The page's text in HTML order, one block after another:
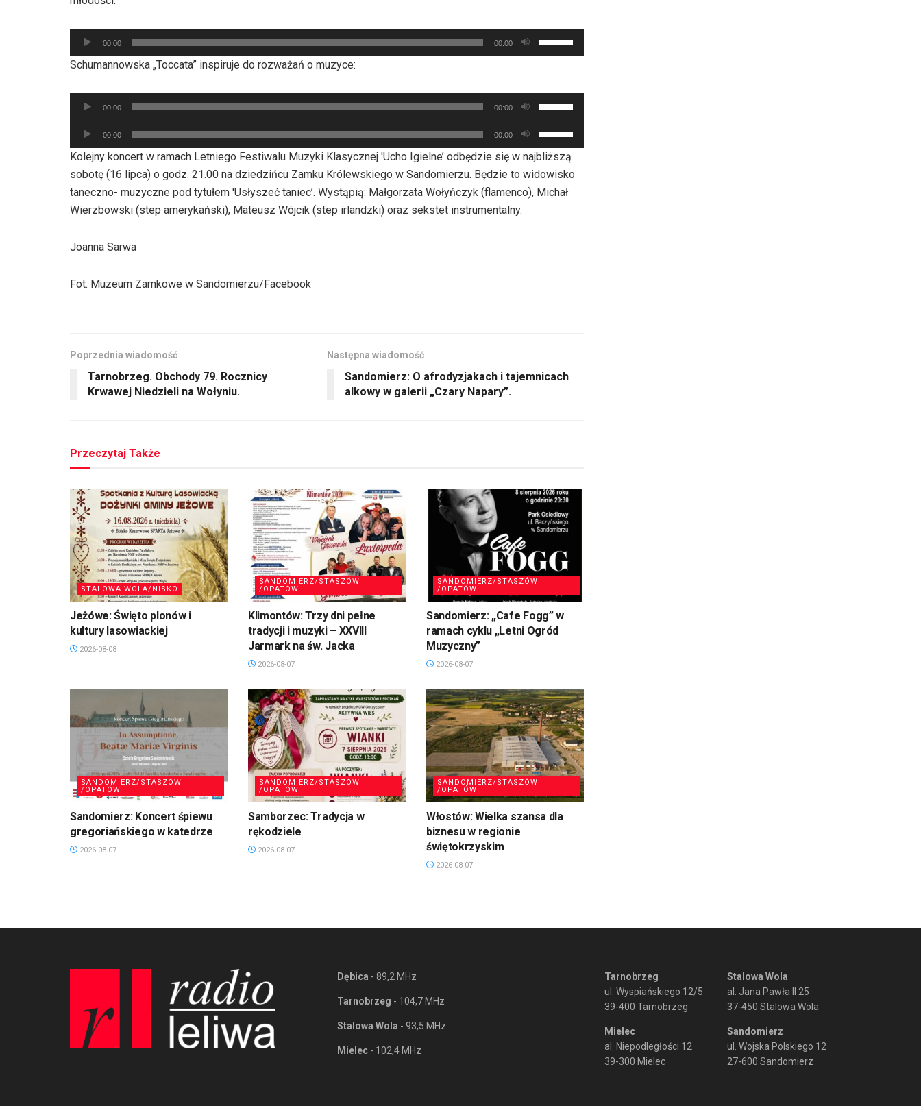
Odtwarzacz
plików
dźwiękowych
00:00 00:00
strzałek
oraz
aby
zwiększyć
lub
Schumannowska „Toccata” inspiruje do rozważań o muzyce:
Odtwarzacz
dźwiękowych
00:00 00:00
do
góry
oraz
do
Odtwarzacz
plików
dźwiękowych
00:00 00:00
strzałek
do
góry
oraz
Kolejny koncert w ramach Letniego Festiwalu Muzyki Klasycznej 'Ucho Igielne’ odbędzie się w najbliższą
sobotę (16 lipca) o godz. 21.00 na dziedzińcu Zamku Królewskiego w Sandomierzu. Będzie to widowisko
taneczno- muzyczne pod tytułem 'Usłyszeć taniec’. Wystąpią: Małgorzata Wołyńczyk (flamenco), Michał
Wierzbowski (step amerykański), Mateusz Wójcik (step irlandzki) oraz sekstet instrumentalny.
Joanna Sarwa
Fot. Muzeum Zamkowe w Sandomierzu/Facebook
Poprzednia wiadomość
Tarnobrzeg. Obchody 79. Rocznicy
Krwawej Niedzieli na Wołyniu.
Następna wiadomość
Sandomierz: O afrodyzjakach i tajemnicach
alkowy w galerii „Czary Napary”.
Przeczytaj Także
STALOWA WOLA/NISKO
Jeżówe: Święto plonów i
kultury lasowiackiej
2026-08-08
SANDOMIERZ/STASZÓW
/OPATÓW
Klimontów: Trzy dni pełne
tradycji i muzyki – XXVIII
Jarmark na św. Jacka
2026-08-07
SANDOMIERZ/STASZÓW
/OPATÓW
Sandomierz: „Cafe Fogg” w
ramach cyklu „Letni Ogród
Muzyczny”
2026-08-07
SANDOMIERZ/STASZÓW
/OPATÓW
Sandomierz: Koncert śpiewu
gregoriańskiego w katedrze
2026-08-07
SANDOMIERZ/STASZÓW
/OPATÓW
Samborzec: Tradycja w
rękodziele
2026-08-07
SANDOMIERZ/STASZÓW
/OPATÓW
Włostów: Wielka szansa dla
biznesu w regionie
świętokrzyskim
2026-08-07
Dębica - 89,2 MHz
Tarnobrzeg - 104,7 MHz
Stalowa Wola - 93,5 MHz
Mielec - 102,4 MHz
Tarnobrzeg
ul. Wyspiańskiego 12/5
39-400 Tarnobrzeg
Mielec
al. Niepodległości 12
39-300 Mielec
Stalowa Wola
al. Jana Pawła II 25
37-450 Stalowa Wola
Sandomierz
ul. Wojska Polskiego 12
27-600 Sandomierz